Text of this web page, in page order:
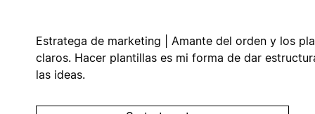
Estratega de marketing | Amante del orden y los
claros. Hacer plantillas es mi forma de dar
las ideas.